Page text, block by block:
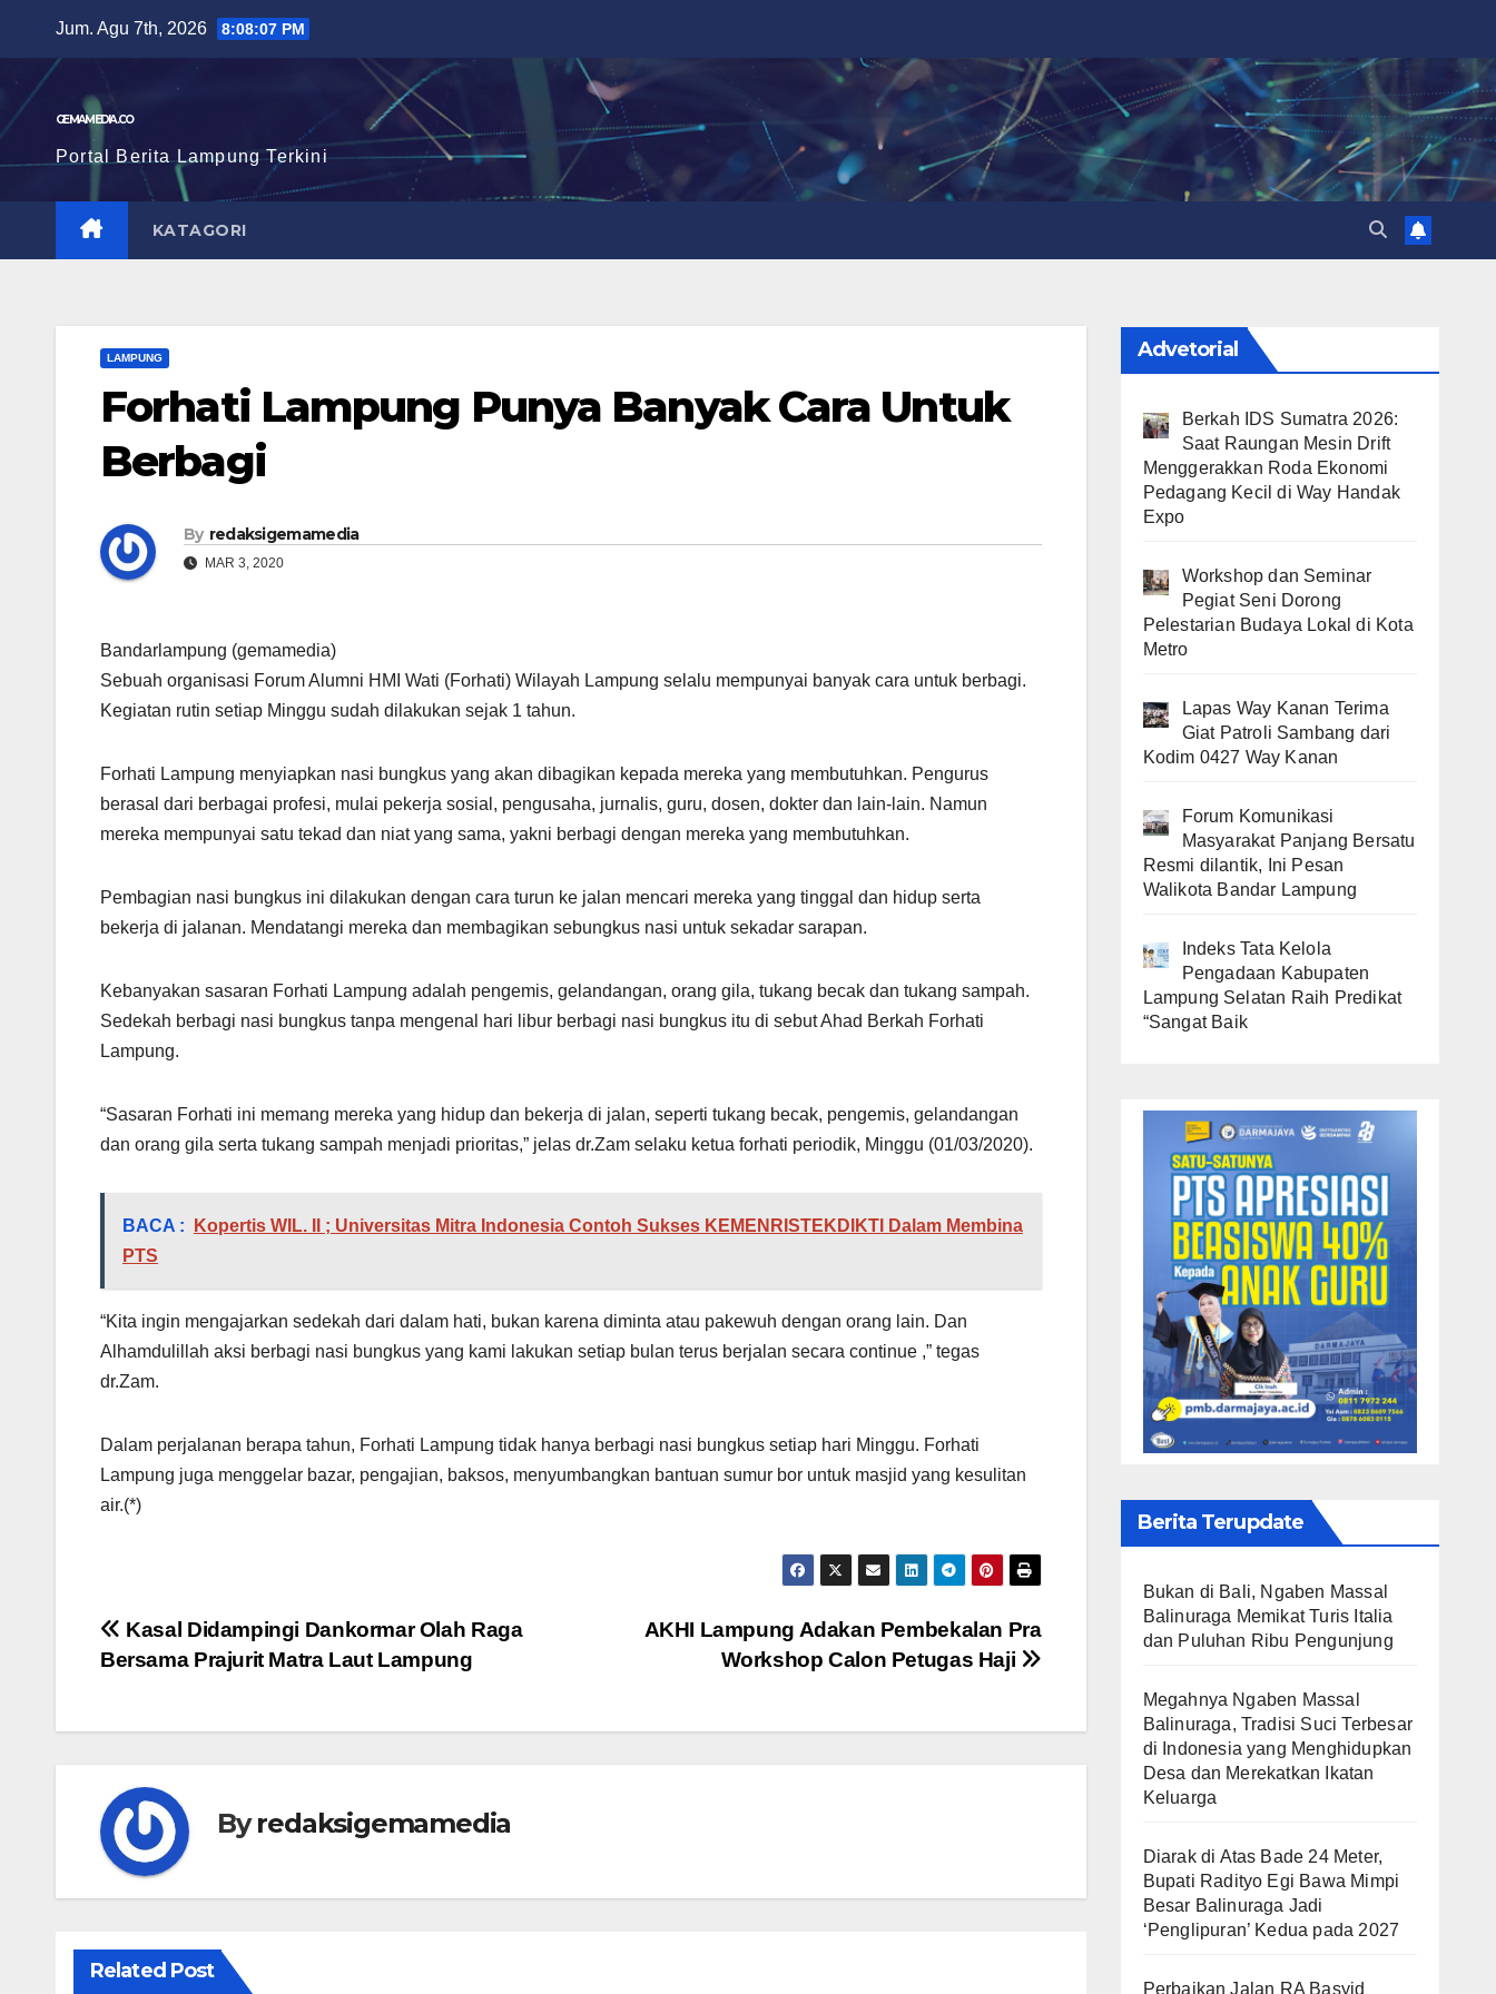
content
Jum. Agu 7th, 2026 8:08:08 PM
GEMAMEDIA.CO
Portal Berita Lampung Terkini
KATAGORI
LAMPUNG
Forhati Lampung Punya Banyak Cara Untuk
Berbagi
By redaksigemamedia
MAR 3, 2020
Bandarlampung (gemamedia)
Sebuah organisasi Forum Alumni HMI Wati (Forhati) Wilayah Lampung selalu mempunyai banyak cara untuk berbagi.
Kegiatan rutin setiap Minggu sudah dilakukan sejak 1 tahun.
Forhati Lampung menyiapkan nasi bungkus yang akan dibagikan kepada mereka yang membutuhkan. Pengurus
berasal dari berbagai profesi, mulai pekerja sosial, pengusaha, jurnalis, guru, dosen, dokter dan lain-lain. Namun
mereka mempunyai satu tekad dan niat yang sama, yakni berbagi dengan mereka yang membutuhkan.
Pembagian nasi bungkus ini dilakukan dengan cara turun ke jalan mencari mereka yang tinggal dan hidup serta
bekerja di jalanan. Mendatangi mereka dan membagikan sebungkus nasi untuk sekadar sarapan.
Kebanyakan sasaran Forhati Lampung adalah pengemis, gelandangan, orang gila, tukang becak dan tukang sampah.
Sedekah berbagi nasi bungkus tanpa mengenal hari libur berbagi nasi bungkus itu di sebut Ahad Berkah Forhati
Lampung.
“Sasaran Forhati ini memang mereka yang hidup dan bekerja di jalan, seperti tukang becak, pengemis, gelandangan
dan orang gila serta tukang sampah menjadi prioritas,” jelas dr.Zam selaku ketua forhati periodik, Minggu (01/03/2020).
BACA :
Kopertis WIL. II ; Universitas Mitra Indonesia Contoh Sukses KEMENRISTEKDIKTI Dalam Membina
PTS
“Kita ingin mengajarkan sedekah dari dalam hati, bukan karena diminta atau pakewuh dengan orang lain. Dan
Alhamdulillah aksi berbagi nasi bungkus yang kami lakukan setiap bulan terus berjalan secara continue ,” tegas
dr.Zam.
Dalam perjalanan berapa tahun, Forhati Lampung tidak hanya berbagi nasi bungkus setiap hari Minggu. Forhati
Lampung juga menggelar bazar, pengajian, baksos, menyumbangkan bantuan sumur bor untuk masjid yang kesulitan
air.(*)
Navigasi
AKHI Lampung Adakan Pembekalan Pra
Workshop Calon Petugas Haji
Kasal Didampingi Dankormar Olah Raga
Bersama Prajurit Matra Laut Lampung
Byredaksigemamedia
Related Post
Advetorial
Berkah IDS Sumatra 2026:
Saat Raungan Mesin Drift
Menggerakkan Roda Ekonomi
Pedagang Kecil di Way Handak
Expo
Workshop dan Seminar
Pegiat Seni Dorong
Pelestarian Budaya Lokal di Kota
Metro
Lapas Way Kanan Terima
Giat Patroli Sambang dari
Kodim 0427 Way Kanan
Forum Komunikasi
Masyarakat Panjang Bersatu
Resmi dilantik, Ini Pesan
Walikota Bandar Lampung
Indeks Tata Kelola
Pengadaan Kabupaten
Lampung Selatan Raih Predikat
“Sangat Baik
Berita Terupdate
Bukan di Bali, Ngaben Massal
Balinuraga Memikat Turis Italia
dan Puluhan Ribu Pengunjung
Megahnya Ngaben Massal
Balinuraga, Tradisi Suci Terbesar
di Indonesia yang Menghidupkan
Desa dan Merekatkan Ikatan
Keluarga
Diarak di Atas Bade 24 Meter,
Bupati Radityo Egi Bawa Mimpi
Besar Balinuraga Jadi
‘Penglipuran’ Kedua pada 2027
Perbaikan Jalan RA Basyid